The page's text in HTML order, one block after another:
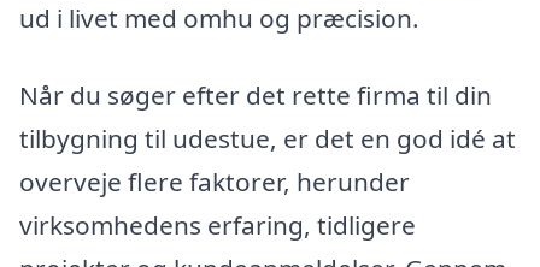
ud i livet med omhu og præcision.
Når du søger efter det rette firma til din
tilbygning til udestue, er det en god idé at
overveje flere faktorer, herunder
virksomhedens erfaring, tidligere